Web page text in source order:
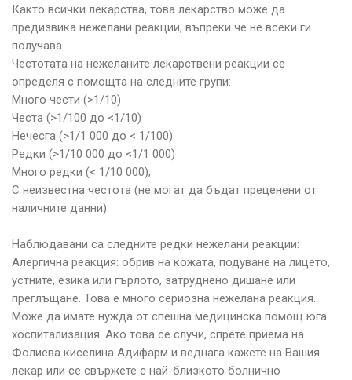
Както всички лекарства, това лекарство може да
предизвика нежелани реакции, въпреки че не всеки ги
получава.
Честотата на нежеланите лекарствени реакции се
определя с помощта на следните групи:
Много чести (>1/10)
Честа (>1/100 до <1/10)
Нечесга (>1/1 000 до < 1/100)
Редки (>1/10 000 до <1/1 000)
Много редки (< 1/10 000);
С неизвестна честота (не могат да бъдат преценени от
наличните данни).
Наблюдавани са следните редки нежелани реакции:
Алергична реакция: обрив на кожата, подуване на лицето,
устните, езика или гърлото, затруднено дишане или
преглъщане. Това е много сериозна нежелана реакция.
Може да имате нужда от спешна медицинска помощ юга
хоспитализация. Ако това се случи, спрете приема на
Фолиева киселина Адифарм и веднага кажете на Вашия
лекар или се свържете с най-близкото болнично